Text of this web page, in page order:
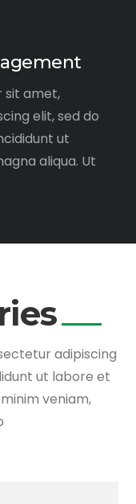
sit amet,
elit, sed do
ut
aliqua. Ut
adipiscing
ut labore et
veniam,